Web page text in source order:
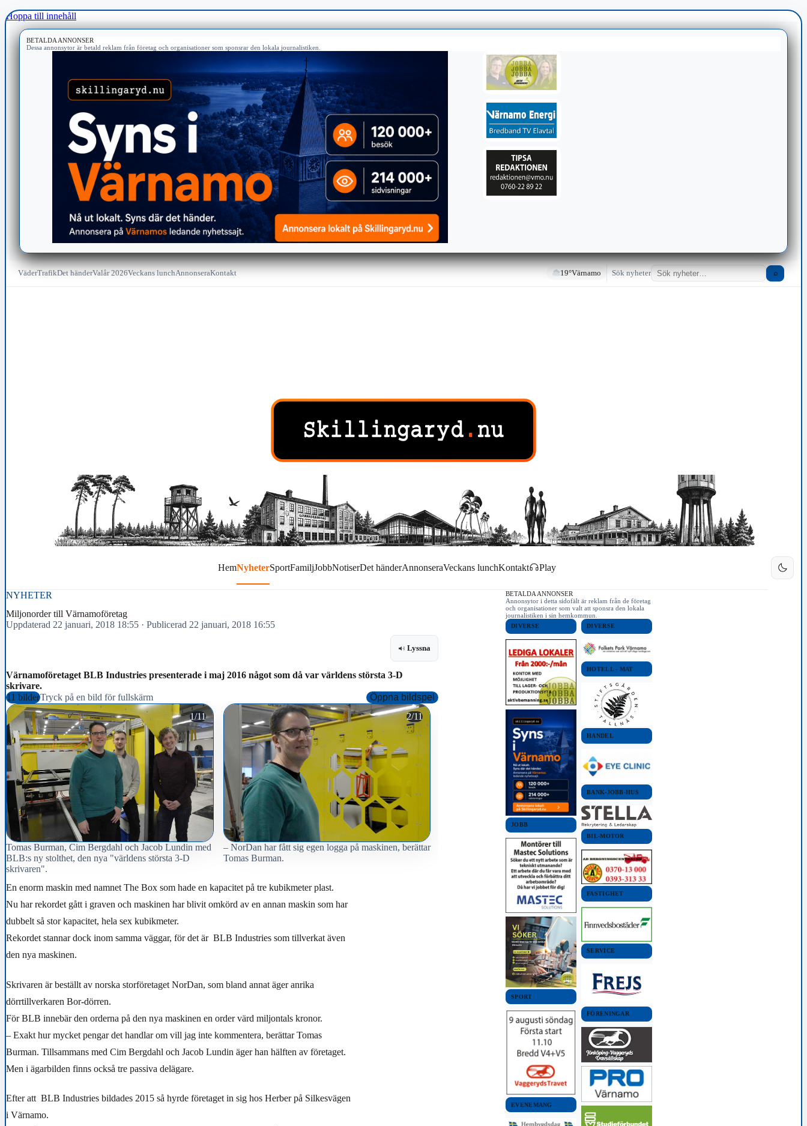
Hoppa till innehåll
BETALDA ANNONSER
Dessa annonsytor är betald reklam från företag och organisationer som sponsrar den lokala journalistiken.
VäderTrafikDet händerValår 2026Veckans lunchAnnonseraKontakt 19°Värnamo Sök nyheter ⌕
HemNyheterSportFamiljJobbNotiserDet händerAnnonseraVeckans lunchKontakt Play
NYHETER
Miljonorder till Värnamoföretag
Uppdaterad 22 januari, 2018 18:55 · Publicerad 22 januari, 2018 16:55
Lyssna
Värnamoföretaget BLB Industries presenterade i maj 2016 något som då var världens största 3-D
skrivare.
11 bilderTryck på en bild för fullskärm
Öppna bildspel
1/11
Tomas Burman, Cim Bergdahl och Jacob Lundin med
BLB:s ny stolthet, den nya "världens största 3-D
skrivaren".
2/11
– NorDan har fått sig egen logga på maskinen, berättar
Tomas Burman.
3/11
Sex kubikmeter klarar den här maskinen av att skriva
En enorm maskin med namnet The Box som hade en kapacitet på tre kubikmeter plast.
Nu har rekordet gått i graven och maskinen har blivit omkörd av en annan maskin som har
dubbelt så stor kapacitet, hela sex kubikmeter.
Rekordet stannar dock inom samma väggar, för det är BLB Industries som tillverkat även
den nya maskinen.
Skrivaren är beställt av norska storföretaget NorDan, som bland annat äger anrika
dörrtillverkaren Bor-dörren.
För BLB innebär den orderna på den nya maskinen en order värd miljontals kronor.
– Exakt hur mycket pengar det handlar om vill jag inte kommentera, berättar Tomas
Burman. Tillsammans med Cim Bergdahl och Jacob Lundin äger han hälften av företaget.
Men i ägarbilden finns också tre passiva delägare.
Efter att BLB Industries bildades 2015 så hyrde företaget in sig hos Herber på Silkesvägen
i Värnamo.
BETALDA ANNONSER
Annonsytor i detta sidofält är reklam från de företag
och organisationer som valt att sponsra den lokala
journalistiken i sin hemkommun.
DIVERSE
JOBB
SPORT
EVENEMANG
DIVERSE
HOTELL - MAT
HANDEL
BANK-JOBB-HUS
BIL-MOTOR
FASTIGHET
SERVICE
FÖRENINGAR